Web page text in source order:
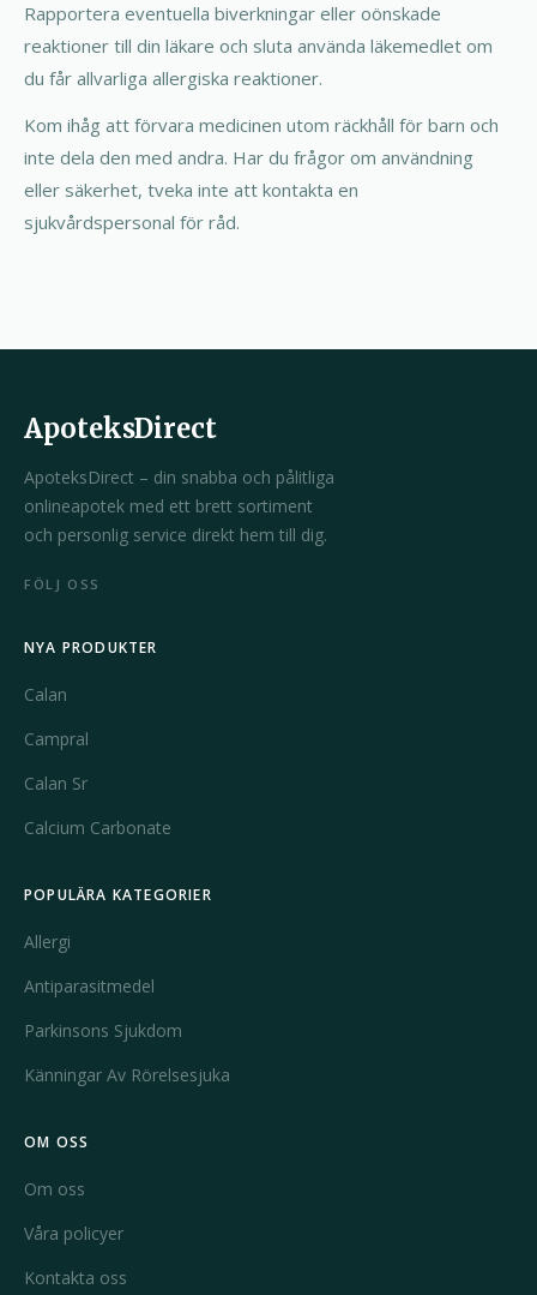
Rapportera eventuella biverkningar eller oönskade
reaktioner till din läkare och sluta använda läkemedlet om
du får allvarliga allergiska reaktioner.
Kom ihåg att förvara medicinen utom räckhåll för barn och
inte dela den med andra. Har du frågor om användning
eller säkerhet, tveka inte att kontakta en
sjukvårdspersonal för råd.
ApoteksDirect
ApoteksDirect – din snabba och pålitliga
onlineapotek med ett brett sortiment
och personlig service direkt hem till dig.
FÖLJ OSS
NYA PRODUKTER
Calan
Campral
Calan Sr
Calcium Carbonate
POPULÄRA KATEGORIER
Allergi
Antiparasitmedel
Parkinsons Sjukdom
Känningar Av Rörelsesjuka
OM OSS
Om oss
Våra policyer
Kontakta oss